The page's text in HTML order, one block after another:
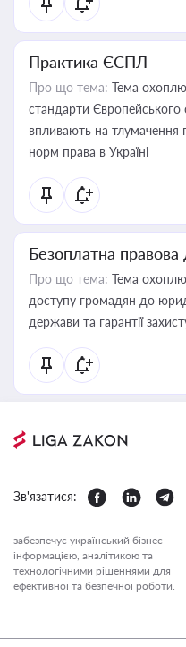
Практика ЄСПЛ
Про що тема: Тема
стандарти Європейського
впливають на тлумачення
норм права в Україні
Безоплатна правова
Про що тема: Тема
доступу громадян до
держави та гарантії
Зв'язатися:
забезпечує український бізнес
інформацією, аналітикою та
технологічними рішеннями для
ефективної та безпечної роботи.